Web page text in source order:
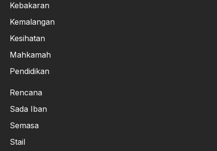
Kebakaran
Kemalangan
Kesihatan
Mahkamah
Pendidikan
Rencana
Sada Iban
Semasa
Stail